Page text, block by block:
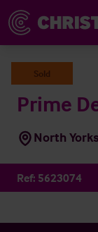
Sold
Prime
North
Ref: 5623074